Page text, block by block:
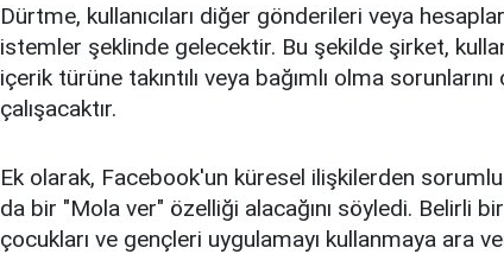
Dürtme, kullanıcıları diğer gönderileri veya
istemler şeklinde gelecektir. Bu şekilde şirket,
içerik türüne takıntılı veya bağımlı olma
çalışacaktır.
Ek olarak, Facebook'un küresel ilişkilerden sorumlu
da bir "Mola ver" özelliği alacağını söyledi. Belirli
çocukları ve gençleri uygulamayı kullanmaya ara